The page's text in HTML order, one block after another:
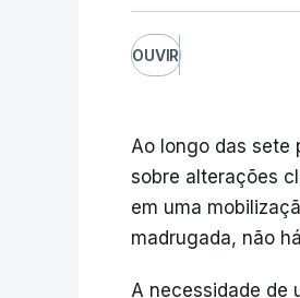
OUVIR
Ao longo das sete
sobre alterações
em uma
madrugada, não
A necessidade de